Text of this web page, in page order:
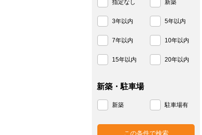
指定なし 新築
3年以内 5年以内
7年以内 10年以内
15年以内 20年以内
新築・駐車場
新築 駐車場有